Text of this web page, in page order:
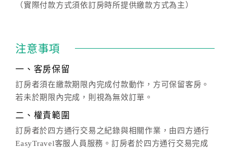
（實際付款方式須依訂房時所提供繳款方式為主）
注意事項
一、客房保留
訂房者須在繳款期限內完成付款動作，方可保留客房。
若未於期限內完成，則視為無效訂單。
二、權責範圍
訂房者於四方通行交易之紀錄與相關作業，由四方通行
EasyTravel客服人員服務。訂房者於四方通行交易完成